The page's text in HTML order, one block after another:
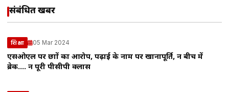
संबंधित खबरें
शिक्षा 05 Mar 2024
एसओएल पर छात्रों का आरोप, पढ़ाई के नाम पर खानापूर्ति, न बीच में
ब्रेक…. न पूरी पीसीपी क्लास